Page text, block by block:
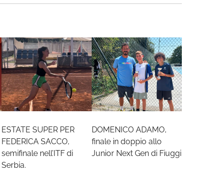
ESTATE SUPER PER
FEDERICA SACCO,
semifinale nell’ITF di
Serbia.
DOMENICO ADAMO,
finale in doppio allo
Junior Next Gen di Fiuggi